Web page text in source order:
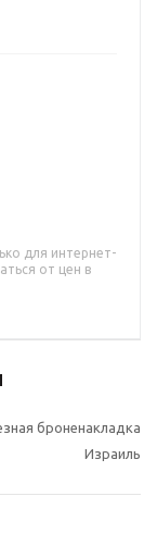
для интернет-
от цен в
броненакладка
Израиль